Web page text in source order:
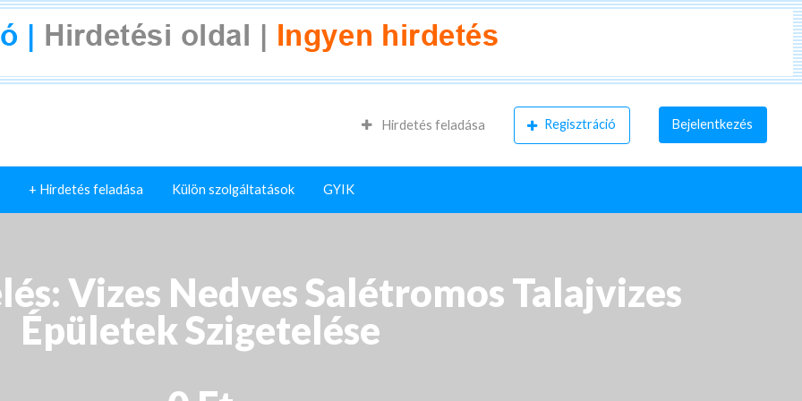
Hirdetés feladása Regisztráció Bejelentkezés
+ Hirdetés feladása Külön szolgáltatások GYIK
Vizes Nedves Salétromos Talajvizes
Épületek Szigetelése